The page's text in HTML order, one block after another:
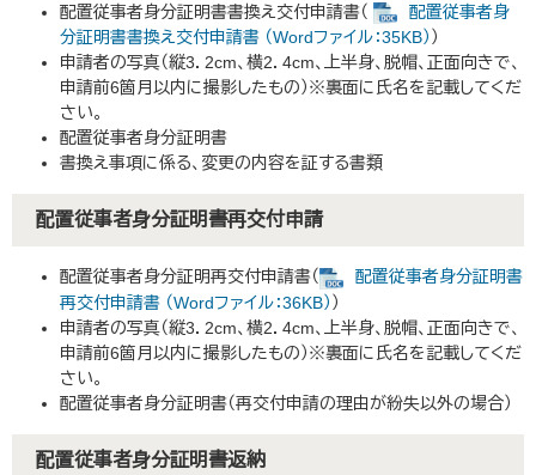
配置従事者身分証明書書換え交付申請書（
配置従事者身
分証明書書換え交付申請書 （Wordファイル：35KB） ）
申請者の写真（縦3．2cm、横2．4cm、上半身、脱帽、正面向きで、
申請前6箇月以内に撮影したもの）※裏面に氏名を記載してくだ
さい。
配置従事者身分証明書
書換え事項に係る、変更の内容を証する書類
配置従事者身分証明書再交付申請
配置従事者身分証明再交付申請書（
配置従事者身分証明書
再交付申請書 （Wordファイル：36KB））
申請者の写真（縦3．2cm、横2．4cm、上半身、脱帽、正面向きで、
申請前6箇月以内に撮影したもの）※裏面に氏名を記載してくだ
さい。
配置従事者身分証明書（再交付申請の理由が紛失以外の場合）
配置従事者身分証明書返納